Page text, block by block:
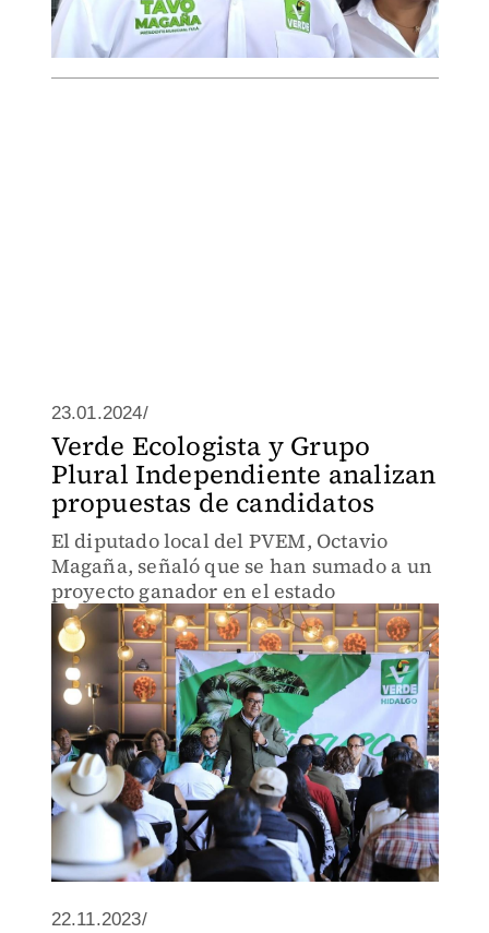
23.01.2024/
Verde Ecologista y Grupo
Plural Independiente analizan
propuestas de candidatos
El diputado local del PVEM, Octavio
Magaña, señaló que se han sumado a un
proyecto ganador en el estado
22.11.2023/